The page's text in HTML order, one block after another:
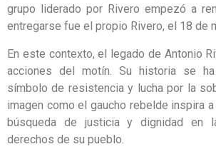
grupo liderado por Rivero empezó a
entregarse fue el propio Rivero, el 18 de
En este contexto, el legado de Antonio
acciones del motín. Su historia se
símbolo de resistencia y lucha por la
imagen como el gaucho rebelde inspira
búsqueda de justicia y dignidad en
derechos de su pueblo.